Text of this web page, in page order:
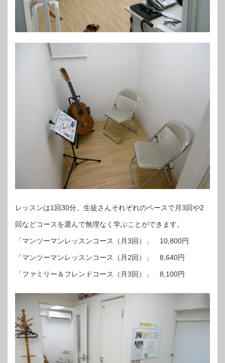
レッスンは1回30分、生徒さんそれぞれのペースで月3回や2
回などコースを選んで無理なく学ぶことができます。
「マンツーマンレッスンコース（月3回）」 10,800円
「マンツーマンレッスンコース（月2回）」 8,640円
「ファミリー＆フレンドコース（月3回）」 8,100円